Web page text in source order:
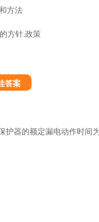
方法
方针.政策
答案
护器的额定漏电动作时间